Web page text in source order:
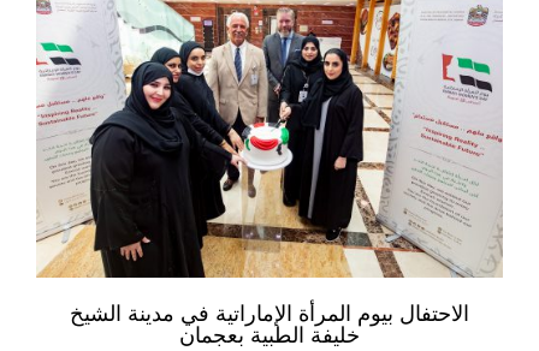
الاحتفال بيوم المرأة الإماراتية في مدينة الشيخ
خليفة الطبية بعجمان